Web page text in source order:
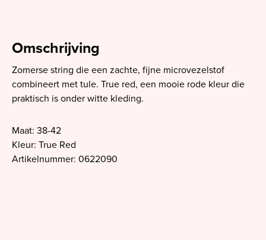
Omschrijving
Zomerse string die een zachte, fijne microvezelstof
combineert met tule. True red, een mooie rode kleur die
praktisch is onder witte kleding.
Maat: 38-42
Kleur: True Red
Artikelnummer: 0622090